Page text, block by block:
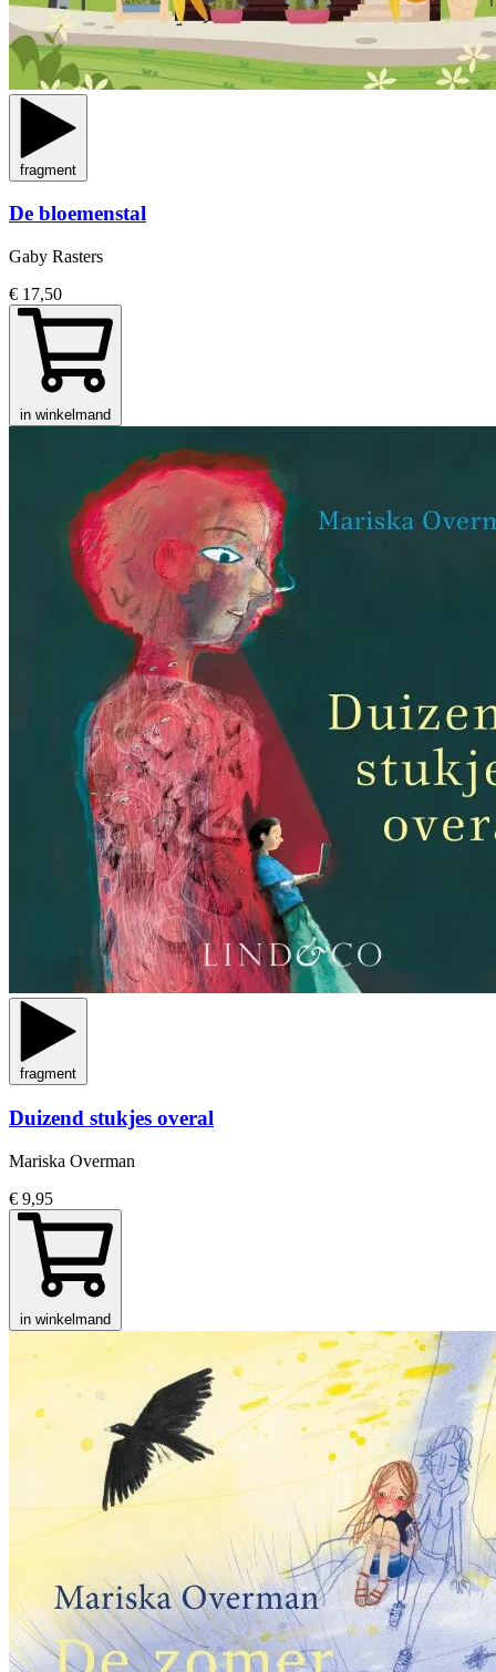
fragment
De bloemenstal
Gaby Rasters
€ 17,50
in winkelmand
fragment
Duizend stukjes overal
Mariska Overman
€ 9,95
in winkelmand